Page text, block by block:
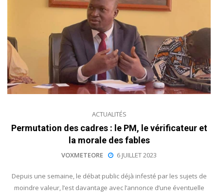
ACTUALITÉS
Permutation des cadres : le PM, le vérificateur et
la morale des fables
VOXMETEORE 6 JUILLET 2023
Depuis une semaine, le débat public déjà infesté par les sujets de
moindre valeur, l’est davantage avec l’annonce d’une éventuelle